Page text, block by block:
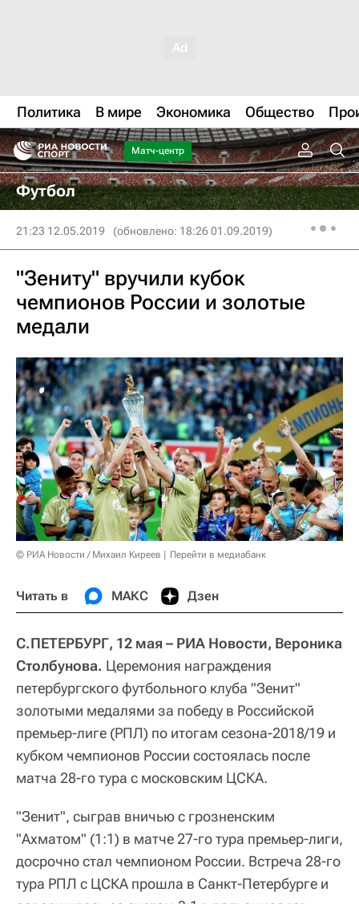
Политика В мире Экономика Общество
Матч-центр
Футбол
21:23 12.05.2019 (обновлено: 18:26 01.09.2019)
"Зениту" вручили кубок
чемпионов России и золотые
медали
© РИА Новости / Михаил Киреев Перейти в медиабанк
Читать в МАКС Дзен
С.ПЕТЕРБУРГ, 12 мая – РИА Новости, Вероника
Столбунова. Церемония награждения
петербургского футбольного клуба "Зенит"
золотыми медалями за победу в Российской
премьер-лиге (РПЛ) по итогам сезона-2018/19 и
кубком чемпионов России состоялась после
матча 28-го тура с московским ЦСКА.
"Зенит", сыграв вничью с грозненским
"Ахматом" (1:1) в матче 27-го тура премьер-лиги,
досрочно стал чемпионом России. Встреча 28-го
тура РПЛ с ЦСКА прошла в Санкт-Петербурге и